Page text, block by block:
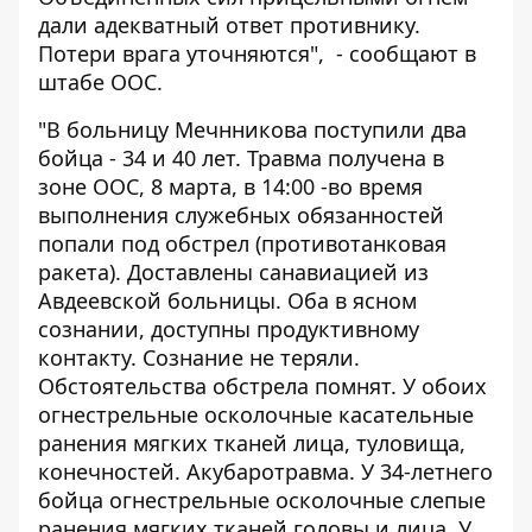
дали адекватный ответ противнику.
Потери врага уточняются", - сообщают в
штабе ООС.
"В больницу Мечнникова поступили два
бойца - 34 и 40 лет. Травма получена в
зоне ООС, 8 марта, в 14:00 -во время
выполнения служебных обязанностей
попали под обстрел (противотанковая
ракета). Доставлены санавиацией из
Авдеевской больницы. Оба в ясном
сознании, доступны продуктивному
контакту. Сознание не теряли.
Обстоятельства обстрела помнят. У обоих
огнестрельные осколочные касательные
ранения мягких тканей лица, туловища,
конечностей. Акубаротравма. У 34-летнего
бойца огнестрельные осколочные слепые